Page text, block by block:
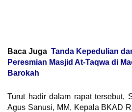
Baca Juga Tanda Kepedulian
Peresmian Masjid At-Taqwa di
Barokah
Turut hadir dalam rapat tersebut,
Agus Sanusi, MM, Kepala BKAD